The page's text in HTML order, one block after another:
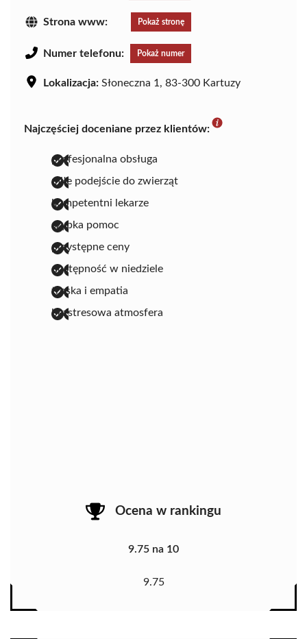
Strona www: Pokaż stronę
Numer telefonu: Pokaż numer
Lokalizacja: Słoneczna 1, 83-300 Kartuzy
Najczęściej doceniane przez klientów:
profesjonalna obsługa
miłe podejście do zwierząt
kompetentni lekarze
szybka pomoc
przystępne ceny
dostępność w niedziele
troska i empatia
bezstresowa atmosfera
Ocena w rankingu
9.75 na 10
9.75